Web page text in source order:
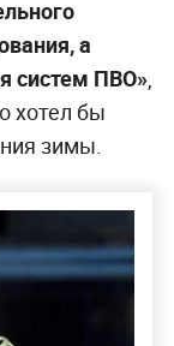
а
систем ПВО»,
хотел бы
зимы.